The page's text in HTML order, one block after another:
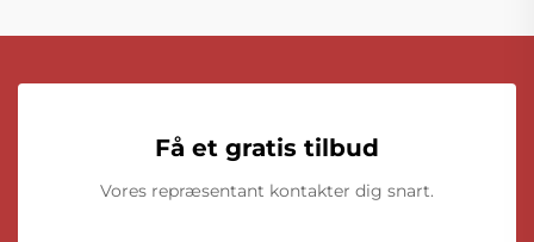
Få et gratis tilbud
Vores repræsentant kontakter dig snart.